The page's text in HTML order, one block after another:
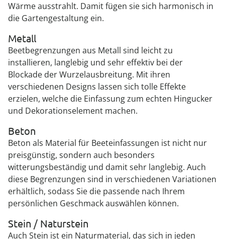
Wärme ausstrahlt. Damit fügen sie sich harmonisch in
die Gartengestaltung ein.
Metall
Beetbegrenzungen aus Metall sind leicht zu
installieren, langlebig und sehr effektiv bei der
Blockade der Wurzelausbreitung. Mit ihren
verschiedenen Designs lassen sich tolle Effekte
erzielen, welche die Einfassung zum echten Hingucker
und Dekorationselement machen.
Beton
Beton als Material für Beeteinfassungen ist nicht nur
preisgünstig, sondern auch besonders
witterungsbeständig und damit sehr langlebig. Auch
diese Begrenzungen sind in verschiedenen Variationen
erhältlich, sodass Sie die passende nach Ihrem
persönlichen Geschmack auswählen können.
Stein / Naturstein
Auch Stein ist ein Naturmaterial, das sich in jeden